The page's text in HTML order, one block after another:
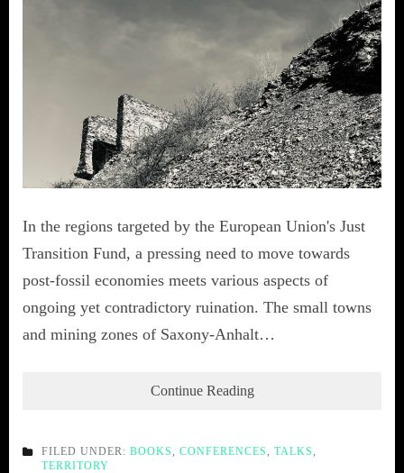
In the regions targeted by the European Union's Just
Transition Fund, a pressing need to move towards
post-fossil economies meets various aspects of
ongoing yet contradictory ruination. The small towns
and mining zones of Saxony-Anhalt…
Continue Reading
FILED UNDER: BOOKS, CONFERENCES, TALKS,
TERRITORY